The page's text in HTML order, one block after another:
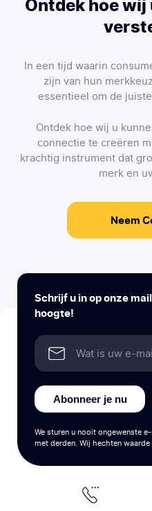
Ontdek hoe
In een tijd waarin
zijn van hun
essentieel om de
Ontdek hoe wij u
connectie te creëren
krachtig instrument dat
merk en
Neem
Schrijf u in op onze
hoogte!
Abonneer je nu
We sturen u nooit ongewenste
met derden. Wij hechten waarde